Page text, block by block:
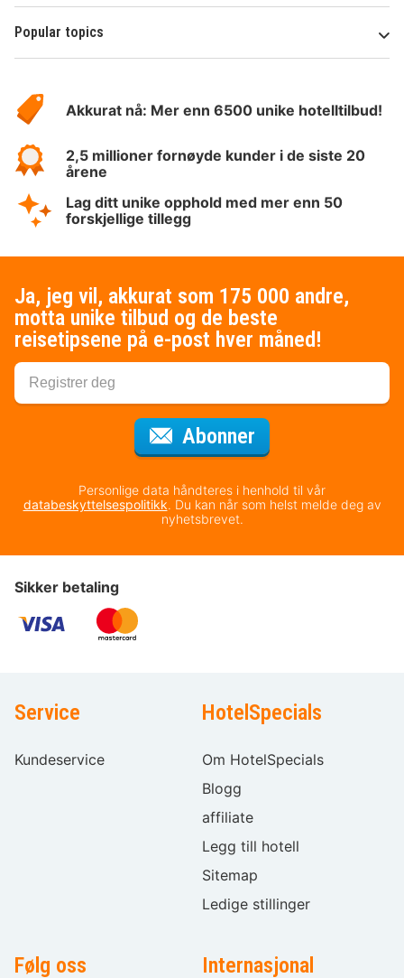
Popular topics
Hotelspecials
Akkurat nå: Mer enn 6500 unike hotelltilbud!
2,5 millioner fornøyde kunder i de siste 20
årene
Lag ditt unike opphold med mer enn 50
forskjellige tillegg
Ja, jeg vil, akkurat som 175 000 andre,
motta unike tilbud og de beste
reisetipsene på e-post hver måned!
Abonner
Personlige data håndteres i henhold til vår
databeskyttelsespolitikk. Du kan når som helst melde deg av
nyhetsbrevet.
Sikker betaling
Service
Kundeservice
HotelSpecials
Om HotelSpecials
Blogg
affiliate
Legg till hotell
Sitemap
Ledige stillinger
Følg oss Internasjonal